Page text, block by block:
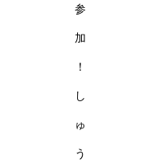
参
加
！
し
ゅ
う